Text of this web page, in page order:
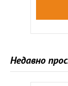
Недавно